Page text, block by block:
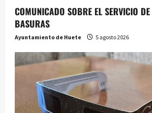
a
d
a
s
COMUNICADO SOBRE EL SERVICIO
BASURAS
Ayuntamiento de Huete 5 agosto 2026